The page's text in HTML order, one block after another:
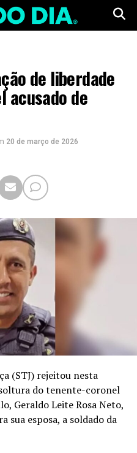
de liberdade
acusado de
20 de março de 2026
(STJ) rejeitou nesta
do tenente-coronel
Geraldo Leite Rosa Neto,
sua esposa, a soldado da